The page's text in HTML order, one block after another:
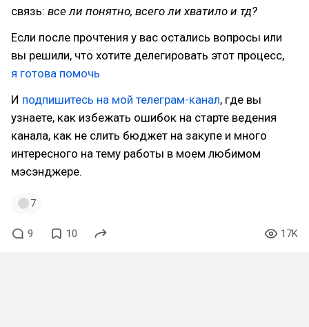
связь: все ли понятно, всего ли хватило и тд?
Если после прочтения у вас остались вопросы или
вы решили, что хотите делегировать этот процесс,
я готова помочь
И подпишитесь на мой телеграм-канал, где вы
узнаете, как избежать ошибок на старте ведения
канала, как не слить бюджет на закупе и много
интересного на тему работы в моем любимом
мэсэнджере.
7
9 10 17K